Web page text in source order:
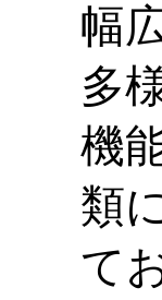
幅
多
機
類
て